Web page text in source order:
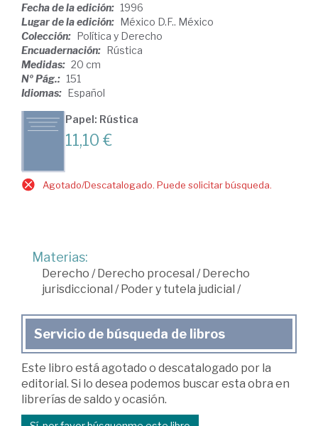
Fecha de la edición: 1996
Lugar de la edición: México D.F.. México
Colección: Política y Derecho
Encuadernación: Rústica
Medidas: 20 cm
Nº Pág.: 151
Idiomas: Español
Papel: Rústica
11,10 €
Agotado/Descatalogado. Puede solicitar búsqueda.
Materias:
Derecho /Derecho procesal /Derecho
jurisdiccional /Poder y tutela judicial /
Servicio de búsqueda de libros
Este libro está agotado o descatalogado por la
editorial. Si lo desea podemos buscar esta obra en
librerías de saldo y ocasión.